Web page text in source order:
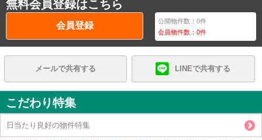
無料会員登録はこちら
会員登録 公開物件数：0件
会員物件数：0件
メールで共有する LINEで共有する
こだわり特集
日当たり良好の物件特集